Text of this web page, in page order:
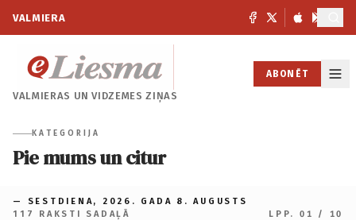
VALMIERA
VALMIERAS UNVIDZEMES ZIŅAS
ABONĒT
KATEGORIJA
Pie mums un citur
— SESTDIENA, 2026. GADA 8. AUGUSTS
117 RAKSTI SADAĻĀ
LPP. 01 / 10